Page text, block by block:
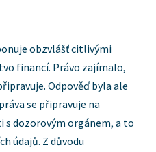
obzvlášť citlivými
financí. Právo zajímalo,
Odpověď byla ale
se připravuje na
s dozorovým orgánem, a to
údajů. Z důvodu